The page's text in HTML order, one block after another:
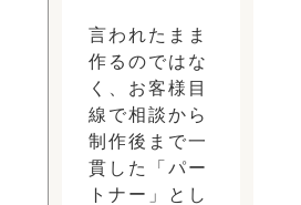
言われたまま
作るのではな
く、お客様目
線で相談から
制作後まで一
貫した「パー
トナー」とし